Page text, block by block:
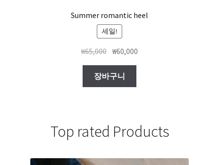
Summer romantic heel
세일!
₩65,000 ₩60,000
장바구니
Top rated Products